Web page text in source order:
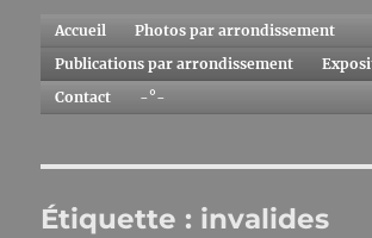
Accueil
Photos par arrondissement
Publications par arrondissement
Contact
-°-
Étiquette : invalides